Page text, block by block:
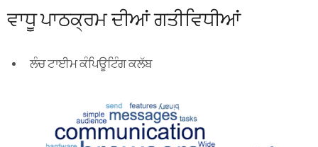
ਵਾਧੂ ਪਾਠਕ੍ਰਮ ਦੀਆਂ ਗਤੀਵਿਧੀਆਂ
ਲੰਚ ਟਾਈਮ ਕੰਪਿਊਟਿੰਗ ਕਲੱਬ